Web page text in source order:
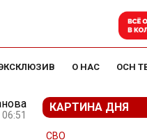
О НАС ОСН
КАРТИНА ДНЯ
СВО